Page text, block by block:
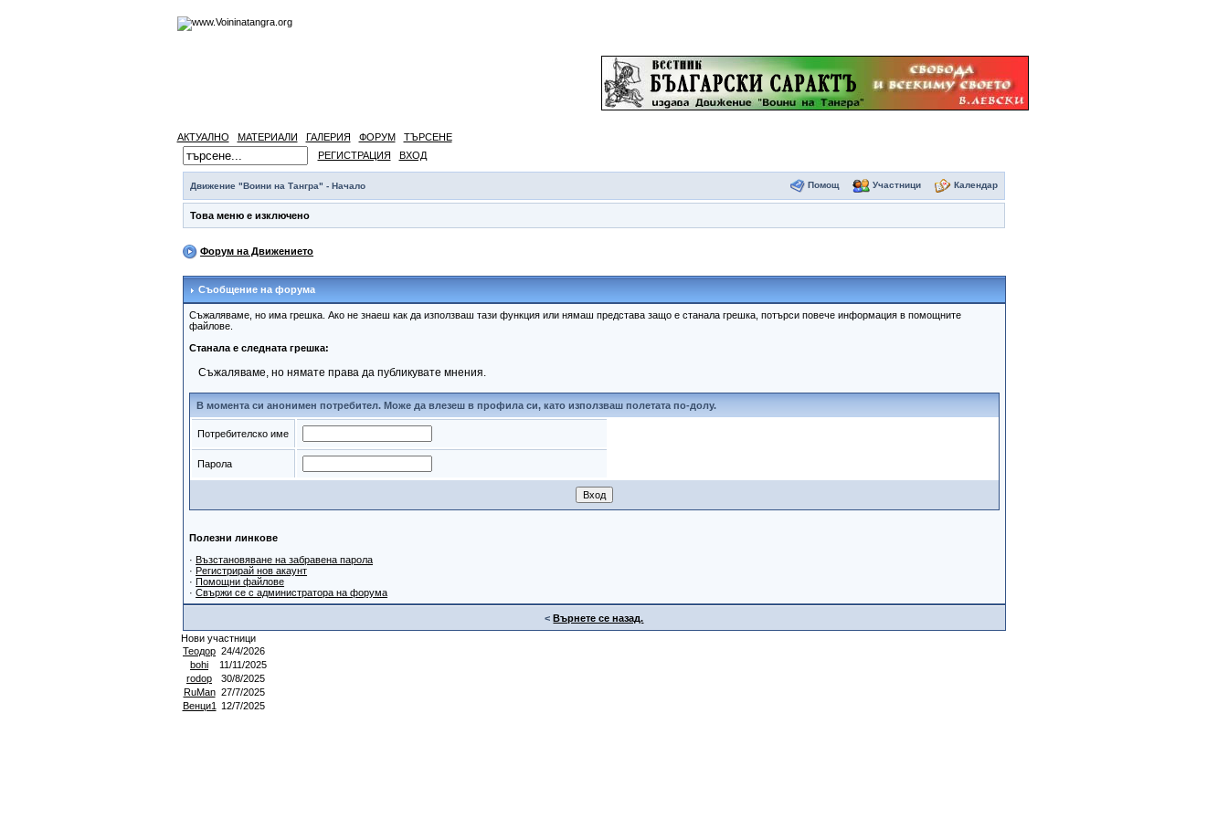
АКТУАЛНО МАТЕРИАЛИ ГАЛЕРИЯ ФОРУМ
ТЪРСЕНЕ
РЕГИСТРАЦИЯ
ВХОД
Движение "Воини на Тангра" - Начало Помощ Участници Календар
Това меню е изключено
Форум на Движението
Съобщение на форума
Съжаляваме, но има грешка. Ако не знаеш как да използваш тази функция или нямаш представа защо е станала грешка, потърси повече информация в помощните
файлове.
Станала е следната грешка:
Съжаляваме, но нямате права да публикувате мнения.
В момента си анонимен потребител. Може да влезеш в профила си, като използваш полетата по-долу.
Потребителско име
Парола
Полезни линкове
·Възстановяване на забравена парола
·Регистрирай нов акаунт
·Помощни файлове
·Свържи се с администратора на форума
<Върнете се назад.
Нови участници
Теодор 24/4/2026
bohi
11/11/2025
rodop
30/8/2025
RuMan 27/7/2025
Венци1
12/7/2025